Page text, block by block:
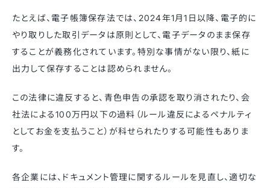
たとえば、電子帳簿保存法では、2024年1月1日以降、電子的に
やり取りした取引データは原則として、電子データのまま保存
することが義務化されています。特別な事情がない限り、紙に
出力して保存することは認められません。
この法律に違反すると、青色申告の承認を取り消されたり、会
社法による100万円以下の過料（ルール違反によるペナルティ
としてお金を支払うこと）が科せられたりする可能性もありま
す。
各企業には、ドキュメント管理に関するルールを見直し、適切な